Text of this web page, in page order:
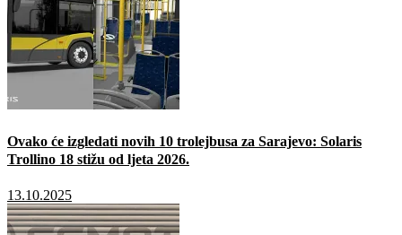
Ovako će izgledati novih 10 trolejbusa za Sarajevo: Solaris
Trollino 18 stižu od ljeta 2026.
13.10.2025